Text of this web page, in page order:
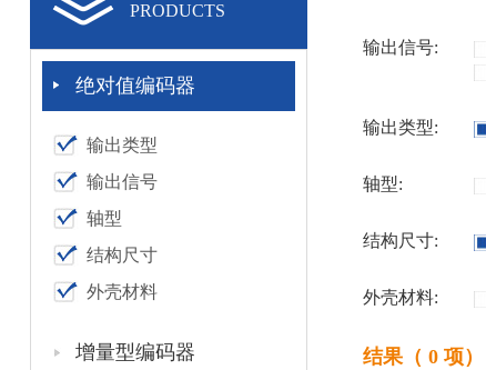
PRODUCTS
绝对值编码器
输出类型
输出信号
轴型
结构尺寸
外壳材料
增量型编码器
输出信号:
输出类型:
轴型:
结构尺寸:
外壳材料:
结果（ 0 项）